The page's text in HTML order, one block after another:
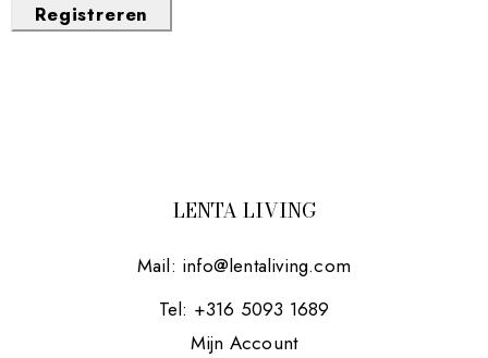
Registreren
LENTA LIVING
Mail: info@lentaliving.com
Tel: +316 5093 1689
Mijn Account